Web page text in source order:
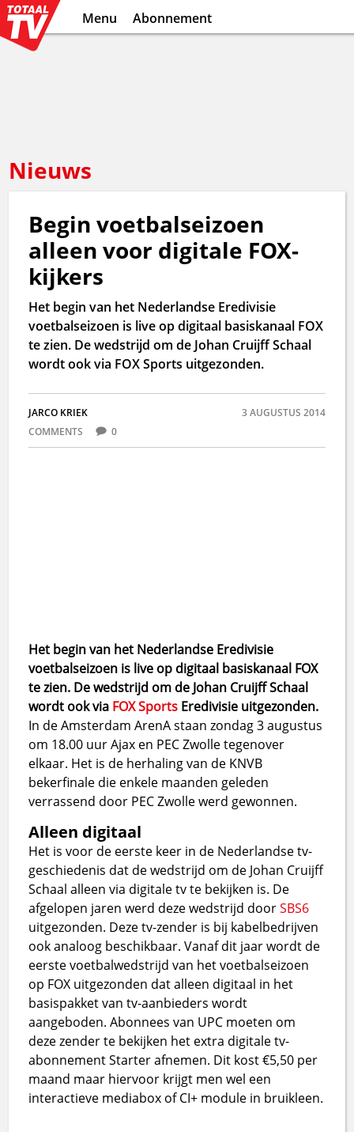
Menu Abonnement
Nieuws
Begin voetbalseizoen
alleen voor digitale FOX-
kijkers
Het begin van het Nederlandse Eredivisie
voetbalseizoen is live op digitaal basiskanaal FOX
te zien. De wedstrijd om de Johan Cruijff Schaal
wordt ook via FOX Sports uitgezonden.
JARCO KRIEK
3 AUGUSTUS 2014
COMMENTS
0
Het begin van het Nederlandse Eredivisie
voetbalseizoen is live op digitaal basiskanaal FOX
te zien. De wedstrijd om de Johan Cruijff Schaal
wordt ook via FOX Sports Eredivisie uitgezonden.
In de Amsterdam ArenA staan zondag 3 augustus
om 18.00 uur Ajax en PEC Zwolle tegenover
elkaar. Het is de herhaling van de KNVB
bekerfinale die enkele maanden geleden
verrassend door PEC Zwolle werd gewonnen.
Alleen digitaal
Het is voor de eerste keer in de Nederlandse tv-
geschiedenis dat de wedstrijd om de Johan Cruijff
Schaal alleen via digitale tv te bekijken is. De
afgelopen jaren werd deze wedstrijd doorSBS6
uitgezonden. Deze tv-zender is bij kabelbedrijven
ook analoog beschikbaar. Vanaf dit jaar wordt de
eerste voetbalwedstrijd van het voetbalseizoen
op FOX uitgezonden dat alleen digitaal in het
basispakket van tv-aanbieders wordt
aangeboden. Abonnees van UPC moeten om
deze zender te bekijken het extra digitale tv-
abonnement Starter afnemen. Dit kost €5,50 per
maand maar hiervoor krijgt men wel een
interactieve mediabox of CI+ module in bruikleen.